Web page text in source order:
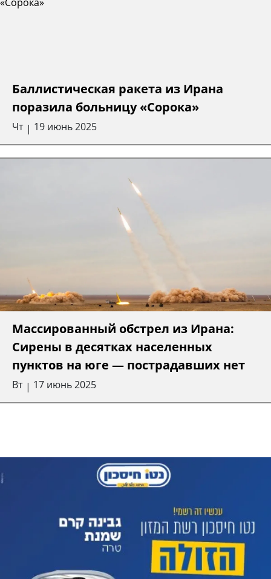
Баллистическая ракета из Ирана
поразила больницу «Сорока»
Чт | 19 июнь 2025
Массированный обстрел из Ирана:
Сирены в десятках населенных
пунктов на юге — пострадавших нет
Вт | 17 июнь 2025